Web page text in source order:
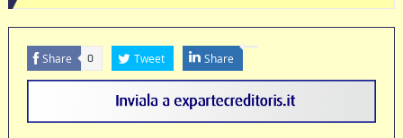
clausole nulle deve produrre il contratto di conto corrente
Share 0 Tweet Share